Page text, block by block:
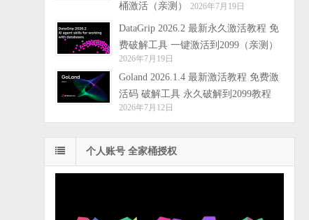
桶激活（亲测）
2026年7月19日
DataGrip 2026.2 最新永久激活教程 免
费破解工具 一键激活到2099（亲测）
2026年7月19日
Goland 2026.1.4 最新激活教程 免费激
活码 破解工具 永久破解到2099教程
2026年7月12日
个人账号 全家桶授权